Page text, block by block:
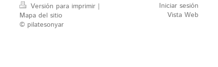
Versión para imprimir |
Mapa del sitio
© pilatesonyar
Iniciar sesión
Vista Web